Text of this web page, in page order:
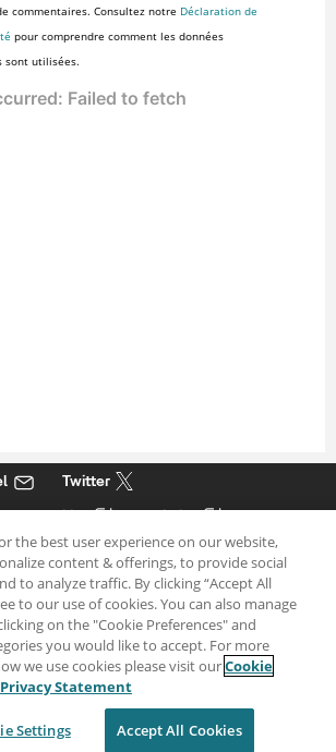
commentaires. Consultez notre Déclaration de
pour comprendre comment les données
sont utilisées.
Twitter
Intimité
Cookie Settings
the best user experience on our website,
content & offerings, to provide social
to analyze traffic. By clicking “Accept All
to our use of cookies. You can also manage
on the "Cookie Preferences" and
you would like to accept. For more
we use cookies please visit ourCookie
Privacy Statement
Settings Accept All Cookies